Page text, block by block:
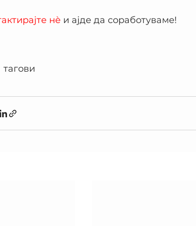
нѐ и ајде да соработуваме!
тагови